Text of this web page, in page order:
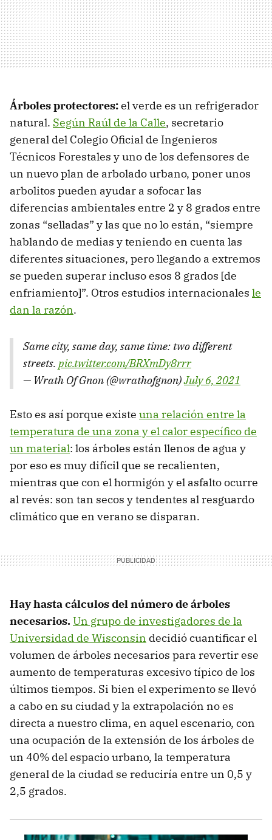
Árboles protectores:el verde es un refrigerador
natural. Según Raúl de la Calle, secretario
general del Colegio Oficial de Ingenieros
Técnicos Forestales y uno de los defensores de
un nuevo plan de arbolado urbano, poner unos
arbolitos pueden ayudar a sofocar las
diferencias ambientales entre 2 y 8 grados entre
zonas “selladas” y las que no lo están, “siempre
hablando de medias y teniendo en cuenta las
diferentes situaciones, pero llegando a extremos
se pueden superar incluso esos 8 grados [de
enfriamiento]”. Otros estudios internacionales le
dan la razón.
Same city, same day, same time: two different
streets. pic.twitter.com/BRXmDy8rrr
— Wrath Of Gnon (@wrathofgnon)July 6, 2021
Esto es así porque existe una relación entre la
temperatura de una zona y el calor específico de
un material: los árboles están llenos de agua y
por eso es muy difícil que se recalienten,
mientras que con el hormigón y el asfalto ocurre
al revés: son tan secos y tendentes al resguardo
climático que en verano se disparan.
Hay hasta cálculos del número de árboles
necesarios.Un grupo de investigadores de la
Universidad de Wisconsin decidió cuantificar el
volumen de árboles necesarios para revertir ese
aumento de temperaturas excesivo típico de los
últimos tiempos. Si bien el experimento se llevó
a cabo en su ciudad y la extrapolación no es
directa a nuestro clima, en aquel escenario, con
una ocupación de la extensión de los árboles de
un 40% del espacio urbano, la temperatura
general de la ciudad se reduciría entre un 0,5 y
2,5 grados.